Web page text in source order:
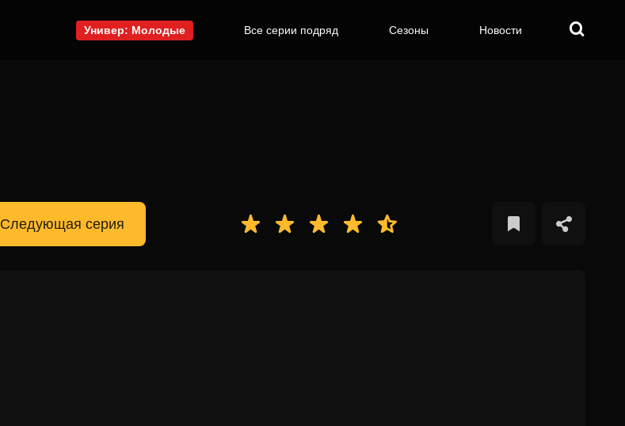
Универ: Молодые Все серии подряд Сезоны Новости
Следующая серия